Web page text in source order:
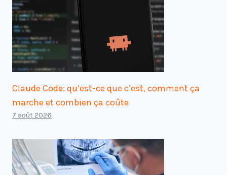
Claude Code: qu’est-ce que c’est, comment ça
marche et combien ça coûte
7 août 2026